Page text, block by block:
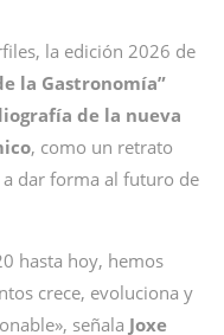
la edición 2026 de
la Gastronomía”
de la nueva
, como un retrato
dar forma al futuro de
hasta hoy, hemos
crece, evoluciona y
señala Joxe